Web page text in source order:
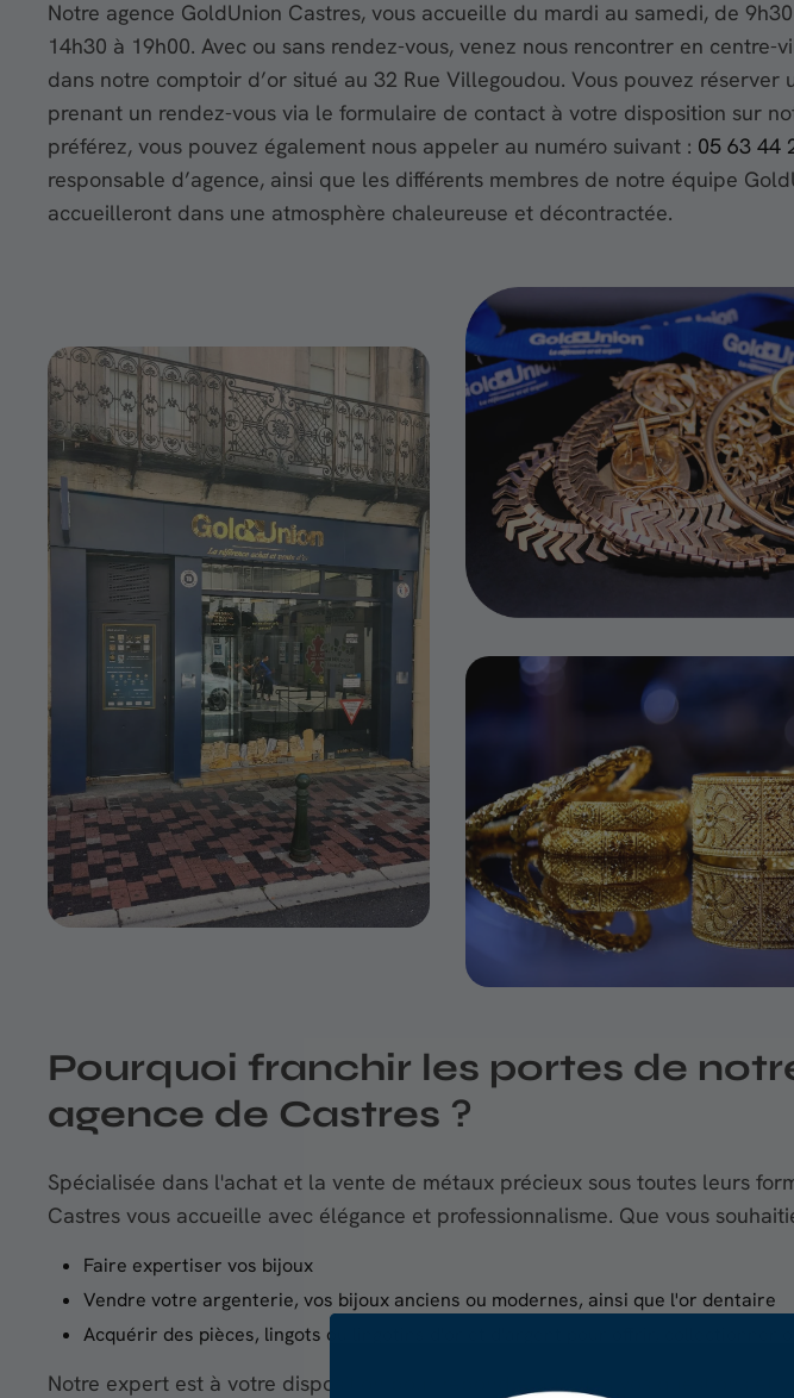
Notre agence GoldUnion Castres, vous accueille du mardi au samedi, de
14h30 à 19h00. Avec ou sans rendez-vous, venez nous rencontrer en centre-
dans notre comptoir d’or situé au 32 Rue Villegoudou. Vous pouvez réserver
prenant un rendez-vous via le formulaire de contact à votre disposition sur
préférez, vous pouvez également nous appeler au numéro suivant : 05 63 44
responsable d’agence, ainsi que les différents membres de notre équipe
accueilleront dans une atmosphère chaleureuse et décontractée.
Pourquoi franchir les portes de
agence de Castres ?
Spécialisée dans l'achat et la vente de métaux précieux sous toutes leurs
Castres vous accueille avec élégance et professionnalisme. Que vous
Faire expertiser vos bijoux
Vendre votre argenterie, vos bijoux anciens ou modernes, ainsi que l'or dentaire
Acquérir des pièces, lingots ou lingotins d'or et d'argent pour offrir, collectionner
Notre expert est à votre disposition pour répondre à toutes vos questions et